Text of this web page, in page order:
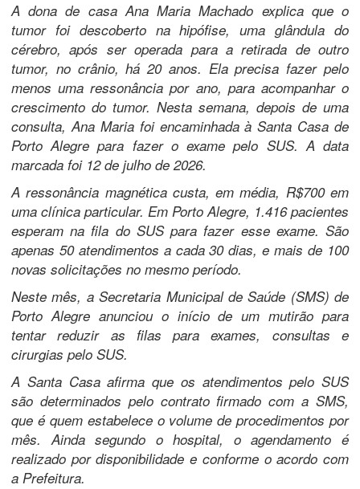
A dona de casa Ana Maria Machado explica que o
tumor foi descoberto na hipófise, uma glândula do
cérebro, após ser operada para a retirada de outro
tumor, no crânio, há 20 anos. Ela precisa fazer pelo
menos uma ressonância por ano, para acompanhar o
crescimento do tumor. Nesta semana, depois de uma
consulta, Ana Maria foi encaminhada à Santa Casa de
Porto Alegre para fazer o exame pelo SUS. A data
marcada foi 12 de julho de 2026.
A ressonância magnética custa, em média, R$700 em
uma clínica particular. Em Porto Alegre, 1.416 pacientes
esperam na fila do SUS para fazer esse exame. São
apenas 50 atendimentos a cada 30 dias, e mais de 100
novas solicitações no mesmo período.
Neste mês, a Secretaria Municipal de Saúde (SMS) de
Porto Alegre anunciou o início de um mutirão para
tentar reduzir as filas para exames, consultas e
cirurgias pelo SUS.
A Santa Casa afirma que os atendimentos pelo SUS
são determinados pelo contrato firmado com a SMS,
que é quem estabelece o volume de procedimentos por
mês. Ainda segundo o hospital, o agendamento é
realizado por disponibilidade e conforme o acordo com
a Prefeitura.